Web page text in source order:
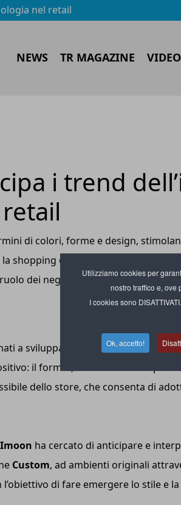
Utilizziamo cookies per
nostro traffico e, ove
I cookies sono
Ok, accetto!
nel retail
NEWS TR MAGAZINE VIDEO
i trend
di colori, forme e design,
shopping experience. Le rinnovate
dei negozi fisici nel rendere
a sviluppare una forte brand
il format, inteso nel senso più
dello store, che consenta di
Imoon ha cercato di anticipare e
Custom, ad ambienti originali
di fare emergere lo stile e